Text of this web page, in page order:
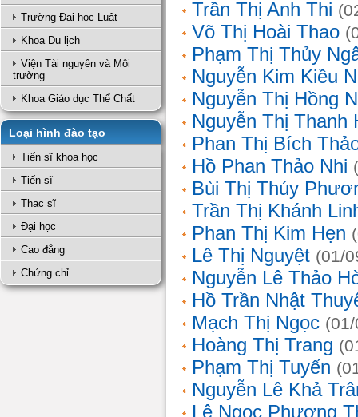
Trường Đại học Luật
Khoa Du lịch
Viện Tài nguyên và Môi
trường
Khoa Giáo dục Thể Chất
Loại hình đào tạo
Tiến sĩ khoa học
Tiến sĩ
Thạc sĩ
Đại học
Cao đẳng
Chứng chỉ
Trần Thị Anh Thi
Võ Thị Hoài Thao
Phạm Thị Thủy
Nguyễn Kim Kiều
Nguyễn Thị Hồng
Nguyễn Thị Thanh
Phan Thị Bích
Hồ Phan Thảo Nhi
Bùi Thị Thúy
Trần Thị Khánh
Phan Thị Kim Hẹn
Lê Thị Nguyệt (01/
Nguyễn Lê Thảo
Hồ Trần Nhật
Mạch Thị Ngọc
Hoàng Thị Trang
Phạm Thị Tuyến
Nguyễn Lê Khả
Lê Ngọc Phương